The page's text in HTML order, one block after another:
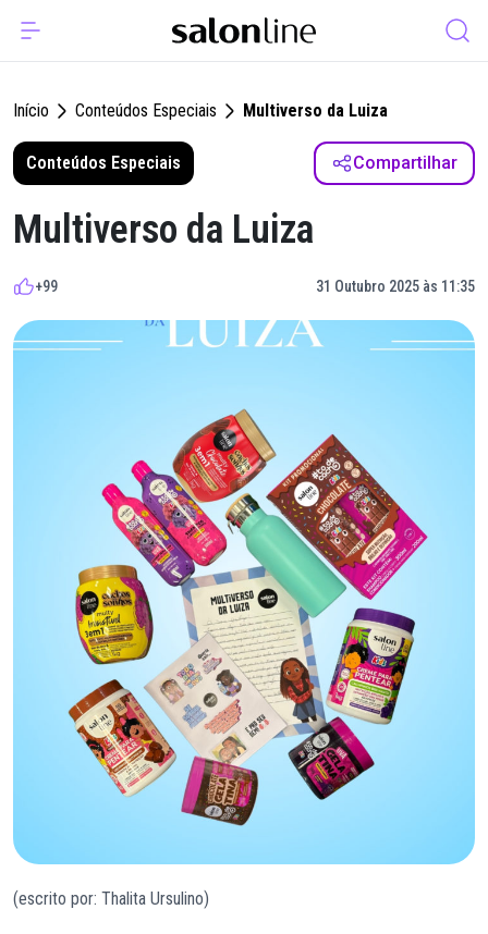
Início Conteúdos Especiais Multiverso da Luiza
Conteúdos Especiais Compartilhar
Multiverso da Luiza
+99 31 Outubro 2025 às 11:35
(escrito por: Thalita Ursulino)